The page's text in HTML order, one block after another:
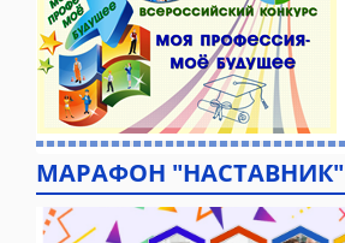
МАРАФОН "НАСТАВНИК"